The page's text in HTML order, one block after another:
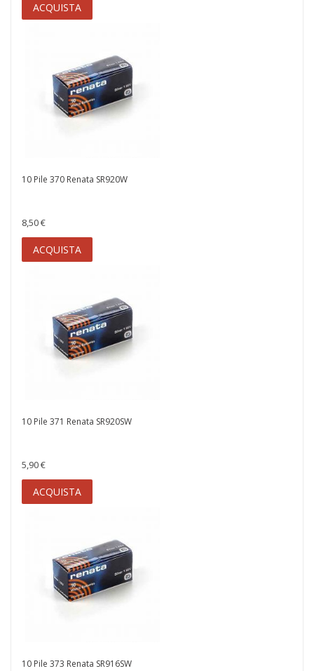
ACQUISTA
10 Pile 370 Renata SR920W
8,50 €
ACQUISTA
10 Pile 371 Renata SR920SW
5,90 €
ACQUISTA
10 Pile 373 Renata SR916SW